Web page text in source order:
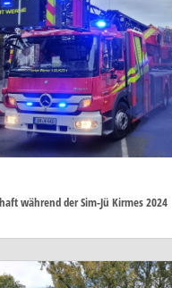
während der Sim-Jü Kirmes 2024